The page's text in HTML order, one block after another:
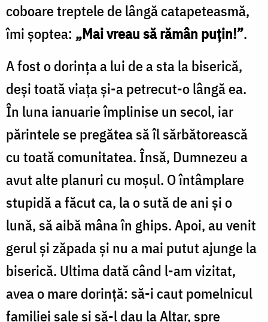
coboare treptele de lângă catapeteasmă,
îmi șoptea: „Mai vreau să rămân puţin!”.
A fost o dorința a lui de a sta la biserică,
deși toată viața și-a petrecut-o lângă ea.
În luna ianuarie împlinise un secol, iar
părintele se pregătea să îl sărbătorească
cu toată comunitatea. Însă, Dumnezeu a
avut alte planuri cu moșul. O întâmplare
stupidă a făcut ca, la o sută de ani și o
lună, să aibă mâna în ghips. Apoi, au venit
gerul și zăpada și nu a mai putut ajunge la
biserică. Ultima dată când l-am vizitat,
avea o mare dorință: să-i caut pomelnicul
familiei sale și să-l dau la Altar, spre